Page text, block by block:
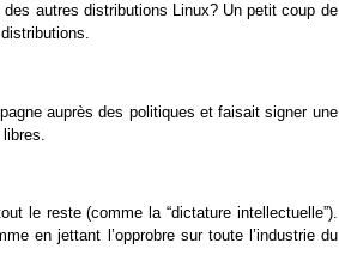
autres distributions Linux? Un petit coup de
auprès des politiques et faisait signer une
le reste (comme la “dictature intellectuelle”).
en jettant l’opprobre sur toute l’industrie du